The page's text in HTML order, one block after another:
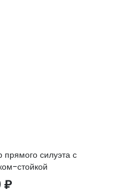
силуэта с
стойкой
₽